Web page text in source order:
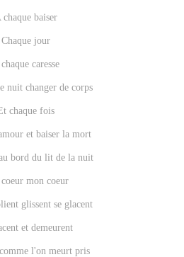
chaque baiser
Chaque jour
caresse
nuit changer de corps
chaque fois
et baiser la mort
bord du lit de la nuit
mon coeur
glissent se glacent
et demeurent
l'on meurt pris